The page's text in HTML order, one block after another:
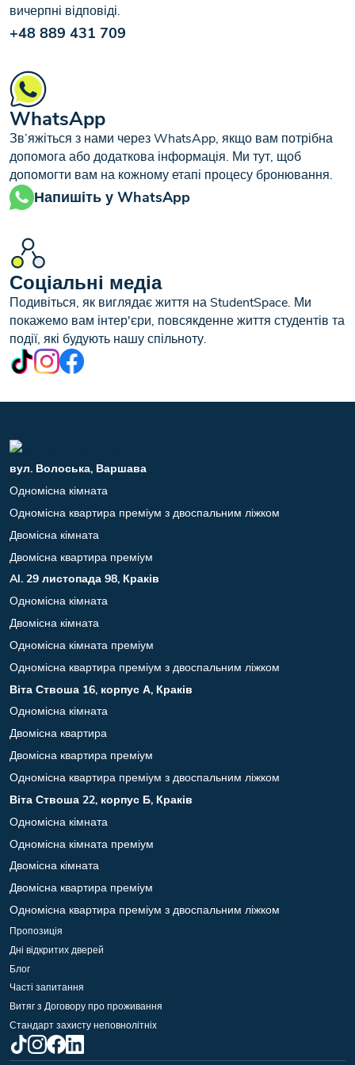
вичерпні відповіді.
+48 889 431 709
WhatsApp
Зв’яжіться з нами через WhatsApp, якщо вам потрібна
допомога або додаткова інформація. Ми тут, щоб
допомогти вам на кожному етапі процесу бронювання.
Напишіть у WhatsApp
Соціальні медіа
Подивіться, як виглядає життя на StudentSpace. Ми
покажемо вам інтер'єри, повсякденне життя студентів та
події, які будують нашу спільноту.
вул. Волоська, Варшава
Одномісна кімната
Одномісна квартира преміум з двоспальним ліжком
Двомісна кімната
Двомісна квартира преміум
Al. 29 листопада 98, Краків
Одномісна кімната
Двомісна кімната
Одномісна кімната преміум
Одномісна квартира преміум з двоспальним ліжком
Віта Ствоша 16, корпус А, Краків
Одномісна кімната
Двомісна квартира
Двомісна квартира преміум
Одномісна квартира преміум з двоспальним ліжком
Віта Ствоша 22, корпус Б, Краків
Одномісна кімната
Одномісна кімната преміум
Двомісна кімната
Двомісна квартира преміум
Одномісна квартира преміум з двоспальним ліжком
Пропозиція
Дні відкритих дверей
Блог
Часті запитання
Витяг з Договору про проживання
Стандарт захисту неповнолітніх